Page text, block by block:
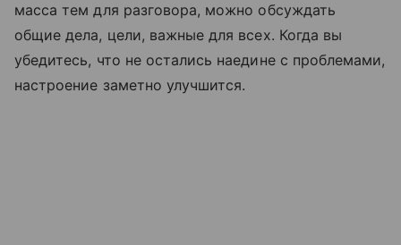
масса тем для разговора, можно обсуждать
общие дела, цели, важные для всех. Когда вы
убедитесь, что не остались наедине с проблемами,
настроение заметно улучшится.